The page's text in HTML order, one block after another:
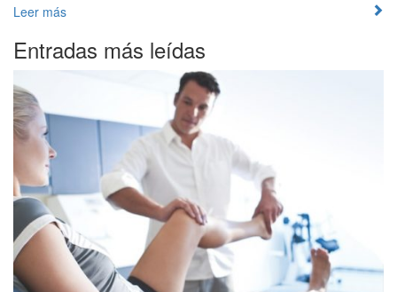
Leer más
Entradas más leídas